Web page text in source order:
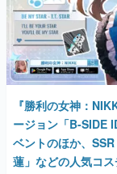
『勝利の女神：
ージョン「B-SIDE
ベントのほか、
蓮」などの人気コ